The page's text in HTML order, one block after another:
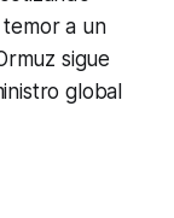
a un
sigue
global